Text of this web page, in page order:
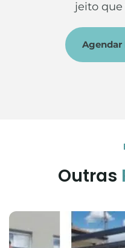
jeito que
Agendar
Outras